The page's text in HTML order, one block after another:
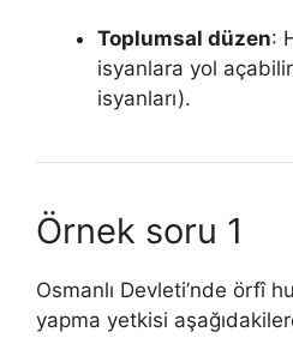
Toplumsal düzen:
isyanlara yol
isyanları).
Örnek soru 1
Osmanlı Devleti’nde örfî
yapma yetkisi